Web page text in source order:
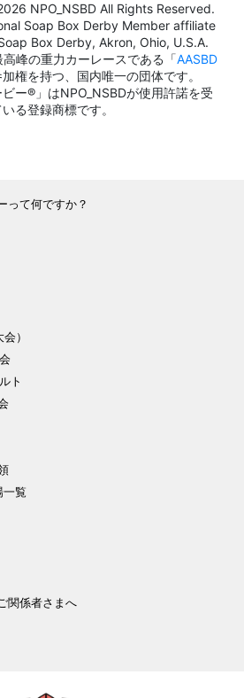
NPO_NSBD All Rights Reserved.
Soap Box Derby Member affiliate
Box Derby, Akron, Ohio, U.S.A.
峰の重力カーレースである「AASBD
加権を持つ、国内唯一の団体です。
ビー®」はNPO_NSBDが使用許諾を受
る登録商標です。
って何ですか？
）
ト
一覧
関係者さまへ